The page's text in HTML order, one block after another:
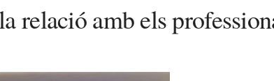
relació amb els